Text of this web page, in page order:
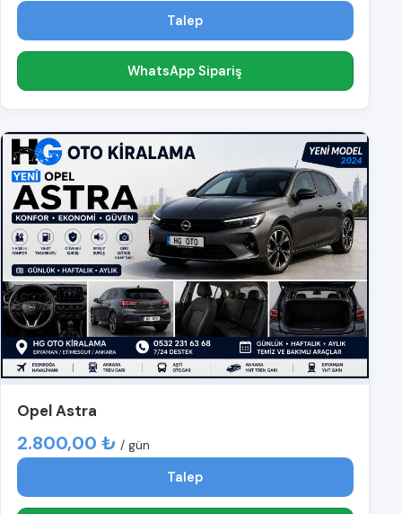
Talep
WhatsApp Sipariş
Opel Astra
2.800,00 ₺ / gün
Talep